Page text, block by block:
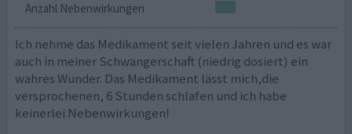
Anzahl Nebenwirkungen
Ich nehme das Medikament seit vielen Jahren und es war
auch in meiner Schwangerschaft (niedrig dosiert) ein
wahres Wunder. Das Medikament lässt mich,die
versprochenen, 6 Stunden schlafen und ich habe
keinerlei Nebenwirkungen!